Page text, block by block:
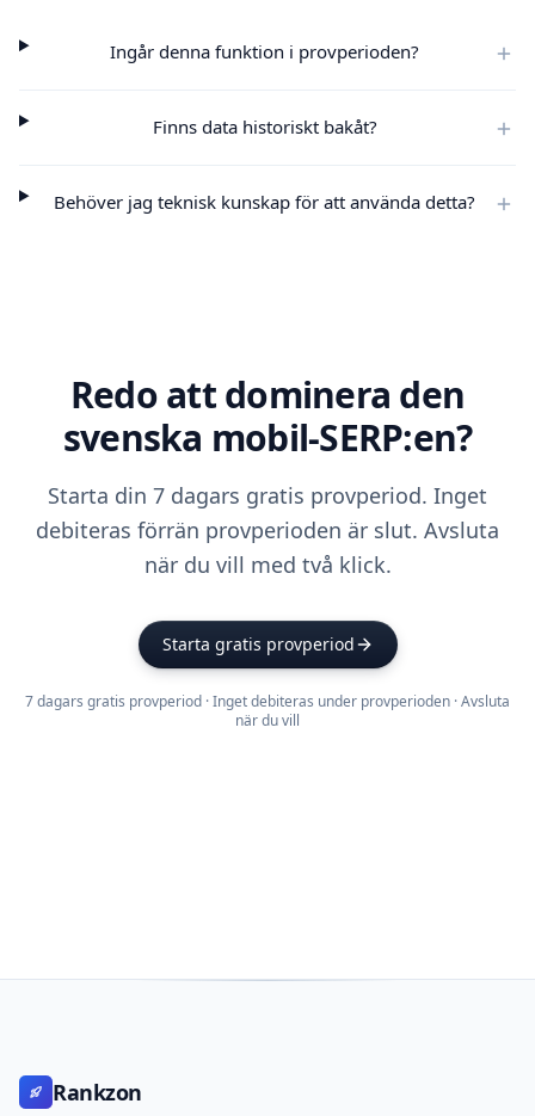
Ingår denna funktion i provperioden?
Finns data historiskt bakåt?
Behöver jag teknisk kunskap för att använda detta?
Redo att dominera den
svenska mobil-SERP:en?
Starta din 7 dagars gratis provperiod. Inget
debiteras förrän provperioden är slut. Avsluta
när du vill med två klick.
Starta gratis provperiod
7 dagars gratis provperiod · Inget debiteras under provperioden · Avsluta
när du vill
Rankzon